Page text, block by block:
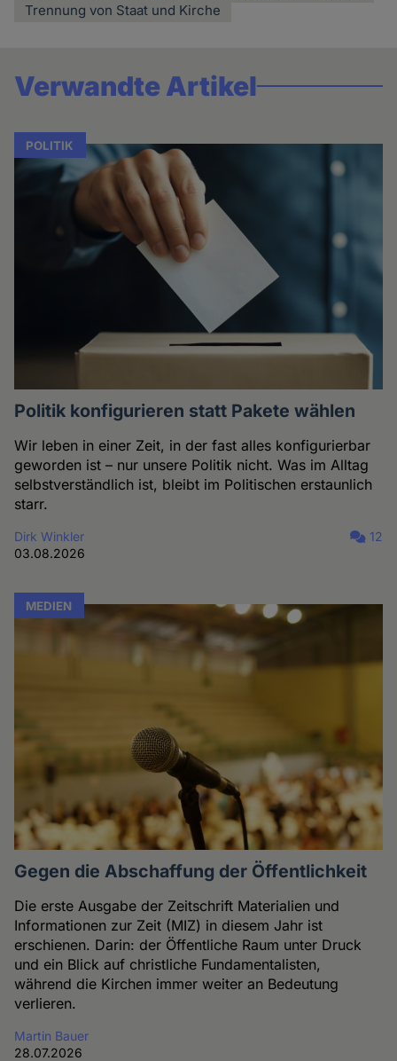
Trennung von Staat und Kirche
Verwandte Artikel
POLITIK
Politik konfigurieren statt Pakete wählen
Wir leben in einer Zeit, in der fast alles konfigurierbar
geworden ist – nur unsere Politik nicht. Was im Alltag
selbstverständlich ist, bleibt im Politischen erstaunlich
starr.
Dirk Winkler
03.08.2026
12
MEDIEN
Gegen die Abschaffung der Öffentlichkeit
Die erste Ausgabe der Zeitschrift Materialien und
Informationen zur Zeit (MIZ) in diesem Jahr ist
erschienen. Darin: der Öffentliche Raum unter Druck
und ein Blick auf christliche Fundamentalisten,
während die Kirchen immer weiter an Bedeutung
verlieren.
Martin Bauer
28.07.2026